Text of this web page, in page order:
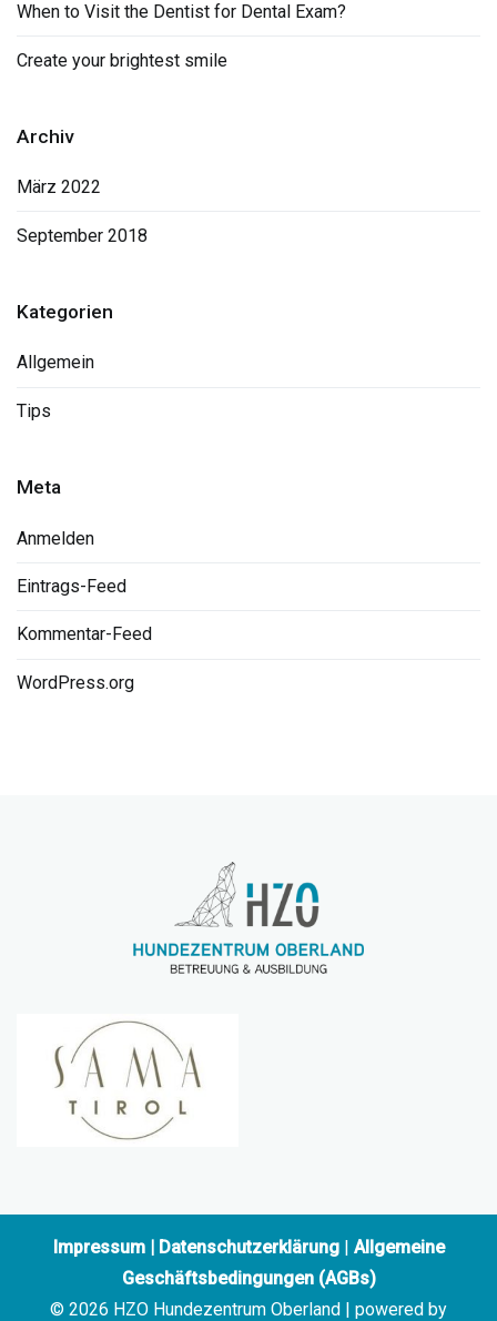
When to Visit the Dentist for Dental Exam?
Create your brightest smile
Archiv
März 2022
September 2018
Kategorien
Allgemein
Tips
Meta
Anmelden
Eintrags-Feed
Kommentar-Feed
WordPress.org
Impressum| Datenschutzerklärung| Allgemeine
Geschäftsbedingungen (AGBs)
© 2026 HZO Hundezentrum Oberland | powered by